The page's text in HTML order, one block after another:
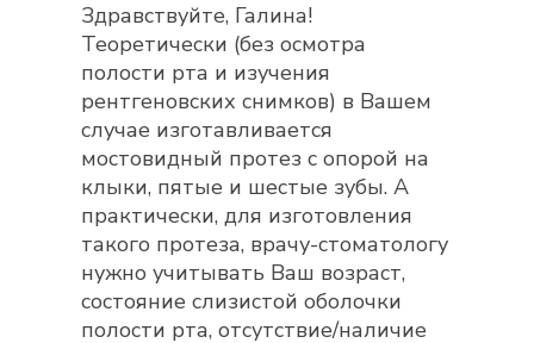
Здравствуйте, Галина!
Теоретически (без осмотра
полости рта и изучения
рентгеновских снимков) в Вашем
случае изготавливается
мостовидный протез с опорой на
клыки, пятые и шестые зубы. А
практически, для изготовления
такого протеза, врачу-стоматологу
нужно учитывать Ваш возраст,
состояние слизистой оболочки
полости рта, отсутствие/наличие